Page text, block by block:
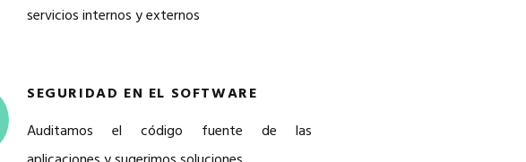
servicios internos y externos
SEGURIDAD EN EL SOFTWARE
Auditamos el código fuente de las